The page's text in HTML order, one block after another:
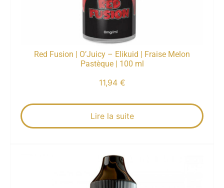
Red Fusion | O’Juicy – Elikuid | Fraise Melon
Pastèque | 100 ml
11,94 €
Lire la suite